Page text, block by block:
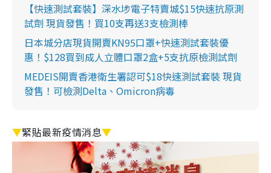
【快速測試套裝】深水埗電子特賣城$15快速抗原測
試劑 現貨發售！買10支再送3支檢測棒
日本城分店現貨開賣KN95口罩+快速測試套裝優
惠！$128買到成人立體口罩2盒+5支抗原檢測試劑
MEDEIS開賣香港衛生署認可$18快速測試套裝 現貨
發售！可檢測Delta、Omicron病毒
▼緊貼最新疫情消息▼